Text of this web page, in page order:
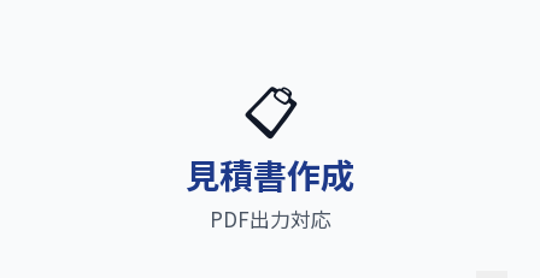
📋
見積書作成
PDF出力対応